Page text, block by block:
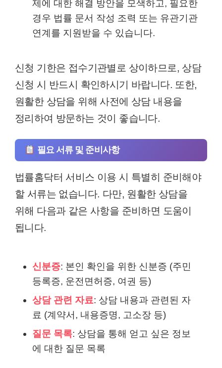
제에 대한 해결 방안을 모색하고, 필요한
경우 법률 문서 작성 조력 또는 유관기관
연계를 지원받을 수 있습니다.
신청 기한은 접수기관별로 상이하므로, 상담
신청 시 반드시 확인하시기 바랍니다. 또한,
원활한 상담을 위해 사전에 상담 내용을
정리하여 방문하는 것이 좋습니다.
필요 서류 및 준비사항
법률홈닥터 서비스 이용 시 특별히 준비해야
할 서류는 없습니다. 다만, 원활한 상담을
위해 다음과 같은 사항을 준비하면 도움이
됩니다.
신분증: 본인 확인을 위한 신분증 (주민
등록증, 운전면허증, 여권 등)
상담 관련 자료: 상담 내용과 관련된 자
료 (계약서, 내용증명, 고소장 등)
질문 목록: 상담을 통해 얻고 싶은 정보
에 대한 질문 목록